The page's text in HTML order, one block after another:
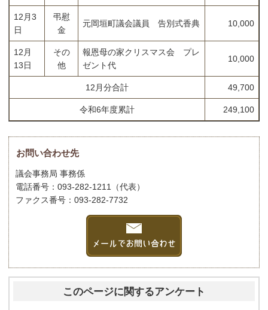
12月3
日
弔慰
金
元岡垣町議会議員 告別式香典 10,000
12月
13日
その
他
報恩母の家クリスマス会 プレ
ゼント代
10,000
12月分合計 49,700
令和6年度累計 249,100
お問い合わせ先
議会事務局 事務係
電話番号：093-282-1211（代表）
ファクス番号：093-282-7732
このページに関するアンケート